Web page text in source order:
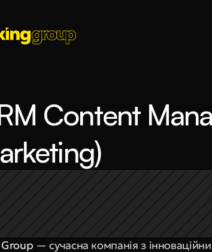
Content
— сучасна компанія з